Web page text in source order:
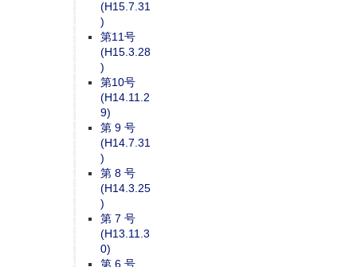
(H15.7.31
)
第11号
(H15.3.28
)
第10号
(H14.11.2
9)
第 9 号
(H14.7.31
)
第 8 号
(H14.3.25
)
第 7 号
(H13.11.3
0)
第 6 号